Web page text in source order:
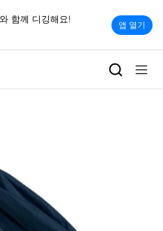
함께 디깅해요!
앱 열기